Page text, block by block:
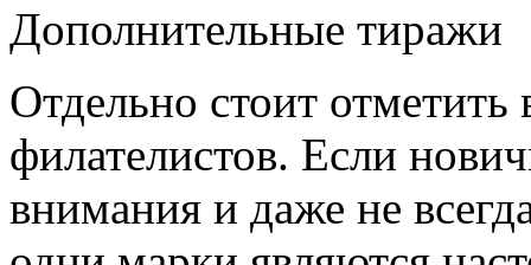
Дополнительные тиражи
Отдельно стоит
филателистов. Если
внимания и даже не